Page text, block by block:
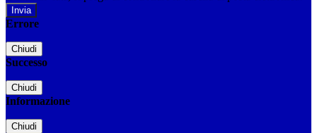
Errore
Chiudi
Successo
Chiudi
Informazione
Chiudi